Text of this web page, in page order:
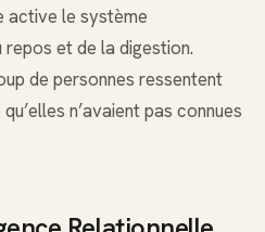
active le système
et de la digestion.
de personnes ressentent
n’avaient pas connues